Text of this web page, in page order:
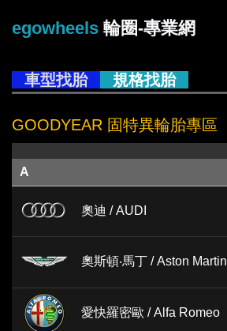
egowheels 輪圈-專業網
車型找胎 規格找胎
GOODYEAR 固特異輪胎專區
A
奧迪 / AUDI
奧斯頓‧馬丁 / Aston Martin
愛快羅密歐 / Alfa Romeo